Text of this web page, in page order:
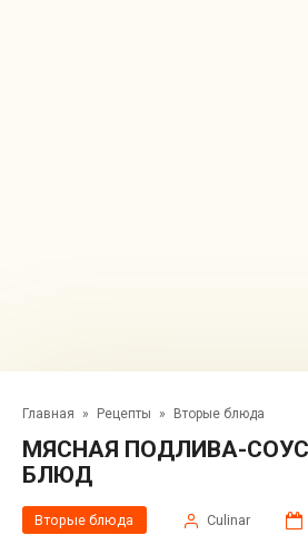
Главная » Рецепты » Вторые блюда
МЯСНАЯ ПОДЛИВА-СОУС ДЛЯ ВТОРЫХ
БЛЮД
Вторые блюда Сulinar